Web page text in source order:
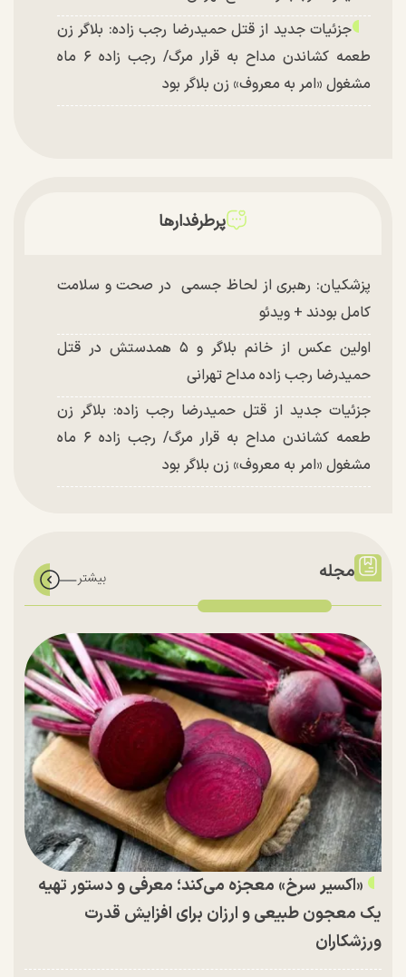
جزئیات جدید از قتل حمیدرضا رجب زاده: بلاگر زن
طعمه کشاندن مداح به قرار مرگ/ رجب زاده ۶ ماه
مشغول «امر به معروف» زن بلاگر بود
پرطرفدارها
پزشکیان: رهبری از لحاظ جسمی در صحت و سلامت
کامل بودند + ویدئو
اولین عکس از خانم بلاگر و ۵ همدستش در قتل
حمیدرضا رجب زاده مداح تهرانی
جزئیات جدید از قتل حمیدرضا رجب زاده: بلاگر زن
طعمه کشاندن مداح به قرار مرگ/ رجب زاده ۶ ماه
مشغول «امر به معروف» زن بلاگر بود
مجله
«اکسیر سرخ» معجزه می‌کند؛ معرفی و دستور تهیه
یک معجون طبیعی و ارزان برای افزایش قدرت
ورزشکاران